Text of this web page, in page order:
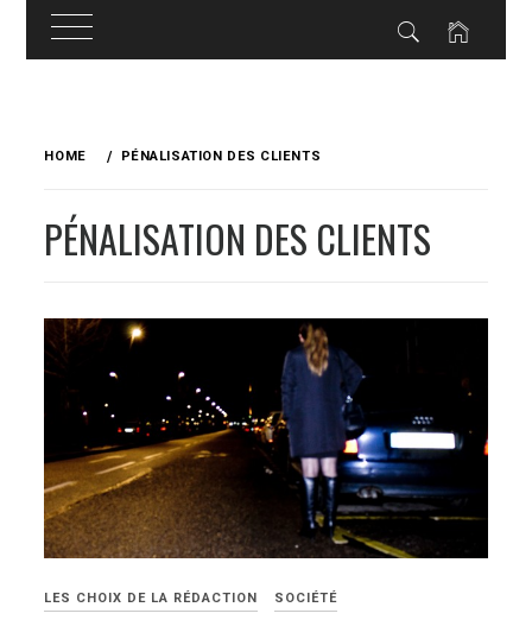
HOME PÉNALISATION DES CLIENTS
PÉNALISATION DES CLIENTS
LES CHOIX DE LA RÉDACTION SOCIÉTÉ